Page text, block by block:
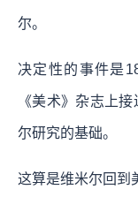
尔。
决定性的事件是
《美术》杂志上
尔研究的基础。
这算是维米尔回到